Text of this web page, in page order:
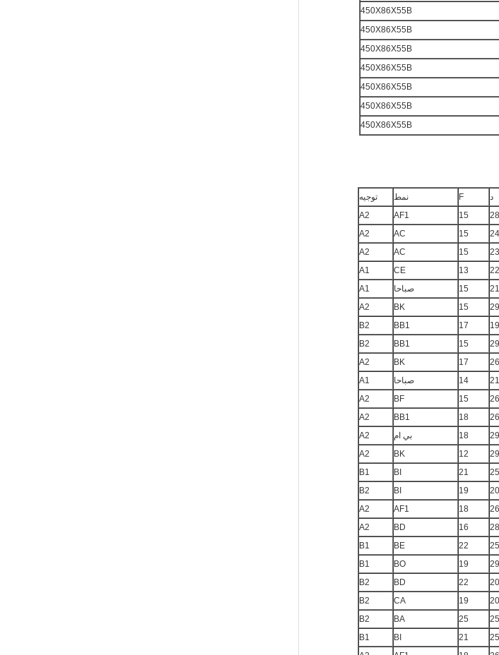
450X86X55B
450X86X55B
450X86X55B
450X86X55B
450X86X55B
450X86X55B
450X86X55B
د F نمط
توجيه
28
15
AF1
A2
15
AC
A2
23
15
AC
A2
22
13
CE
A1
15 صباحا
A1
29
15
BK
A2
17
BB1
B2
29
15
BB1
B2
26
17
BK
A2
14 صباحا
A1
15
BF
A2
18
BB1
A2
29
18 بي ام
A2
12
BK
A2
25
21
BI
B1
20
19
BI
B2
26
18
AF1
A2
28
16
BD
A2
22
BE
B1
29
19
BO
B1
20
22
BD
B2
20
19
CA
B2
25
25
BA
B2
25
21
BI
B1